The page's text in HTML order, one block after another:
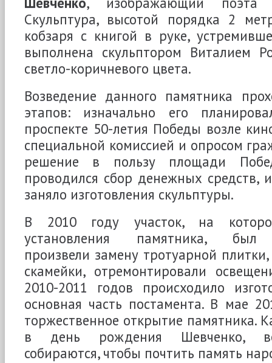
Скульптура, высотой порядка 2
кобзаря с книгой в руке,
выполнена скульптором Виталием
светло-коричневого цвета.
Возведение данного памятника
этапов: изначально его
проспекте 50-летия Победы возле
специальной комиссией и опросом
решение в пользу площади
проводился сбор денежных средств,
заняло изготовления скульптуры.
В 2010 году участок, на
установления памятника, был
произвели замену тротуарной
скамейки, отремонтировали
2010-2011 годов происходило
основная часть постамента. В мае
торжественное открытие памятника.
в день рождения Шевченко,
собираются, чтобы почтить память